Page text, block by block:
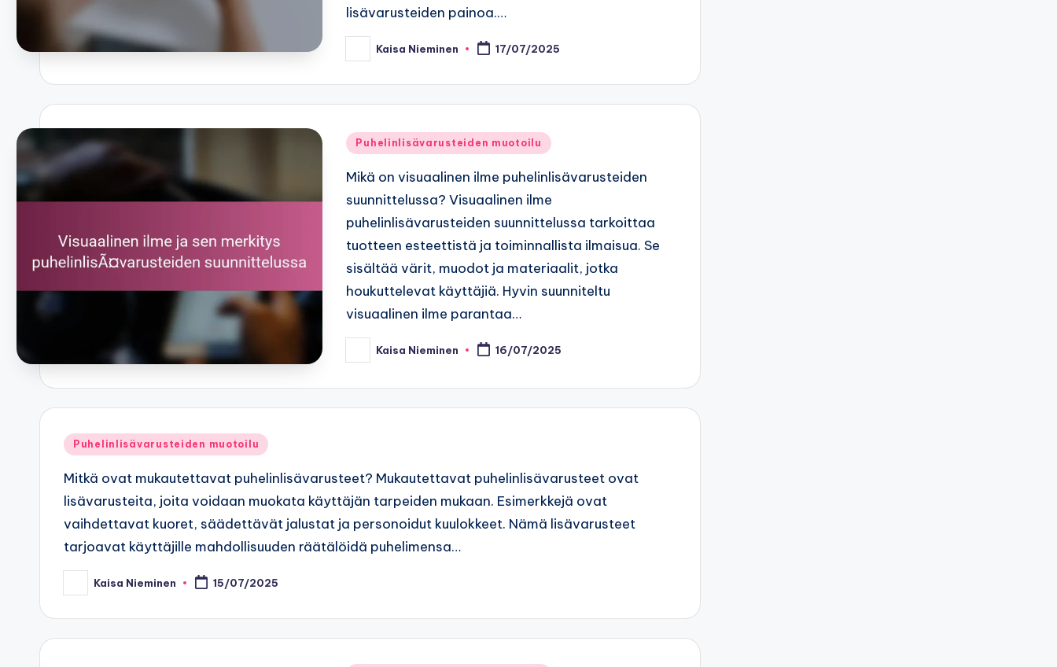
lisävarusteiden painoa.…
Posted
by
Kaisa Nieminen 17/07/2025
Posted
Puhelinlisävarusteiden muotoilu
Mikä on visuaalinen ilme puhelinlisävarusteiden
suunnittelussa? Visuaalinen ilme
puhelinlisävarusteiden suunnittelussa tarkoittaa
tuotteen esteettistä ja toiminnallista ilmaisua. Se
sisältää värit, muodot ja materiaalit, jotka
houkuttelevat käyttäjiä. Hyvin suunniteltu
visuaalinen ilme parantaa…
Posted
by
Kaisa Nieminen 16/07/2025
Posted
Puhelinlisävarusteiden muotoilu
Mitkä ovat mukautettavat puhelinlisävarusteet? Mukautettavat puhelinlisävarusteet ovat
lisävarusteita, joita voidaan muokata käyttäjän tarpeiden mukaan. Esimerkkejä ovat
vaihdettavat kuoret, säädettävät jalustat ja personoidut kuulokkeet. Nämä lisävarusteet
tarjoavat käyttäjille mahdollisuuden räätälöidä puhelimensa…
Posted
by
Kaisa Nieminen 15/07/2025